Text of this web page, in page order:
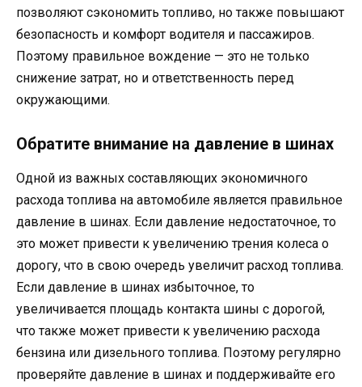
позволяют сэкономить топливо, но также повышают
безопасность и комфорт водителя и пассажиров.
Поэтому правильное вождение — это не только
снижение затрат, но и ответственность перед
окружающими.
Обратите внимание на давление в шинах
Одной из важных составляющих экономичного
расхода топлива на автомобиле является правильное
давление в шинах. Если давление недостаточное, то
это может привести к увеличению трения колеса о
дорогу, что в свою очередь увеличит расход топлива.
Если давление в шинах избыточное, то
увеличивается площадь контакта шины с дорогой,
что также может привести к увеличению расхода
бензина или дизельного топлива. Поэтому регулярно
проверяйте давление в шинах и поддерживайте его